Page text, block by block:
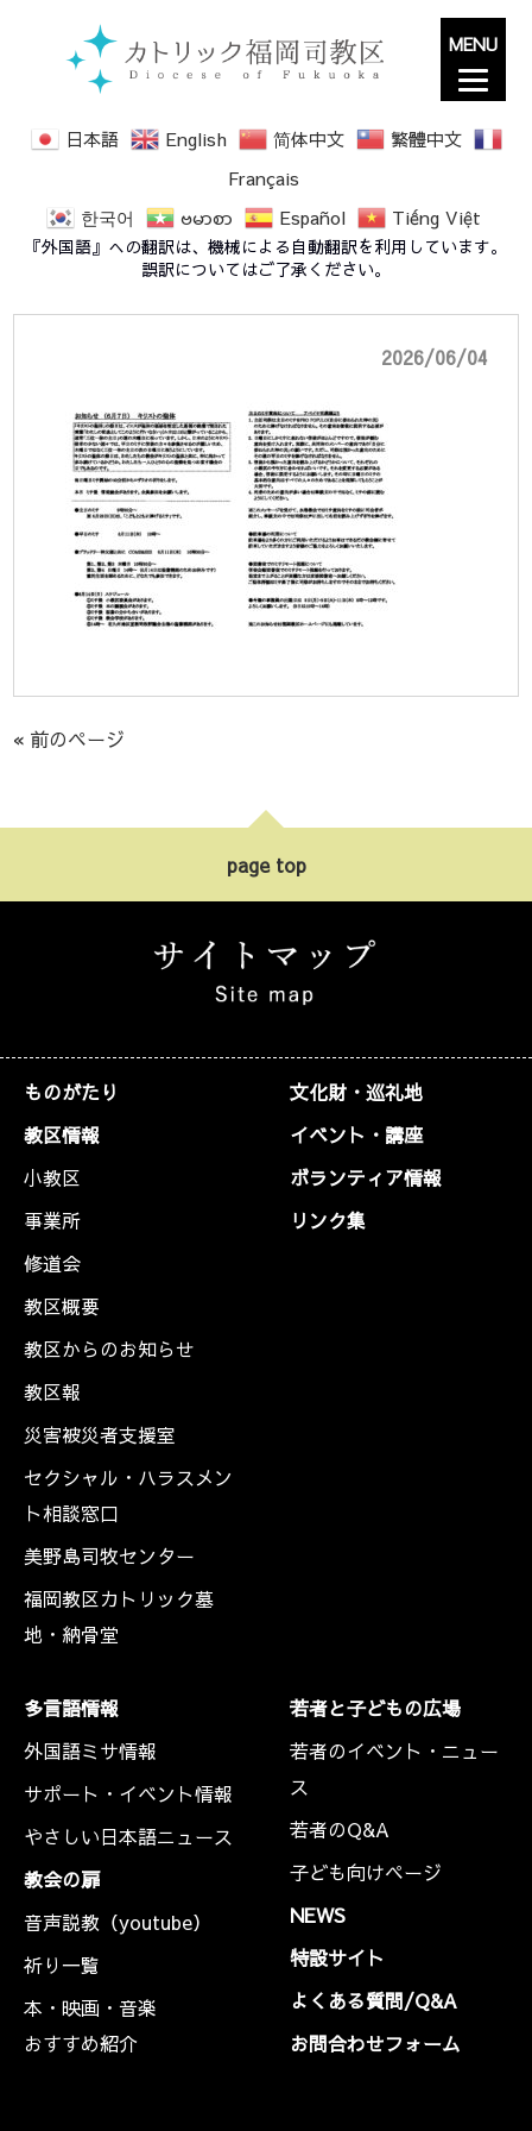
日本語 English 简体中文
繁體中文
Français
한국어
ဗမာစာ Español Tiếng Việt
『外国語』への翻訳は、機械による自動翻訳を利用しています。
誤訳についてはご了承ください。
notice20260607
2026/06/04
« 前のページ
page top
ものがたり
教区情報
小教区
事業所
修道会
教区概要
教区からのお知らせ
教区報
災害被災者支援室
セクシャル・ハラスメン
ト相談窓口
美野島司牧センター
福岡教区カトリック墓
地・納骨堂
文化財・巡礼地
イベント・講座
ボランティア情報
リンク集
多言語情報
外国語ミサ情報
サポート・イベント情報
やさしい日本語ニュース
教会の扉
音声説教（youtube）
祈り一覧
本・映画・音楽
おすすめ紹介
若者と子どもの広場
若者のイベント・ニュー
ス
若者のQ&A
子ども向けページ
NEWS
特設サイト
よくある質問/Q&A
お問合わせフォーム
MENU